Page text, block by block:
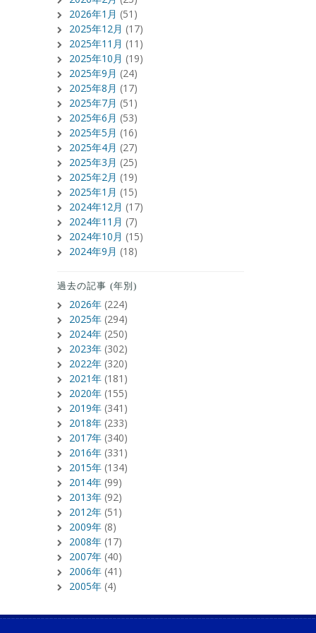
2026年1月 (51)
2025年12月 (17)
2025年11月 (11)
2025年10月 (19)
2025年9月 (24)
2025年8月 (17)
2025年7月 (51)
2025年6月 (53)
2025年5月 (16)
2025年4月 (27)
2025年3月 (25)
2025年2月 (19)
2025年1月 (15)
2024年12月 (17)
2024年11月 (7)
2024年10月 (15)
2024年9月 (18)
過去の記事 (年別)
2026年 (224)
2025年 (294)
2024年 (250)
2023年 (302)
2022年 (320)
2021年 (181)
2020年 (155)
2019年 (341)
2018年 (233)
2017年 (340)
2016年 (331)
2015年 (134)
2014年 (99)
2013年 (92)
2012年 (51)
2009年 (8)
2008年 (17)
2007年 (40)
2006年 (41)
2005年 (4)